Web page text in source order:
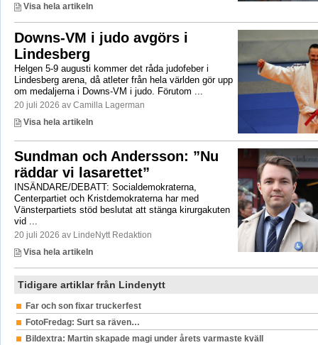
Visa hela artikeln
Downs-VM i judo avgörs i
Lindesberg
Helgen 5-9 augusti kommer det råda judofeber i
Lindesberg arena, då atleter från hela världen gör upp
om medaljerna i Downs-VM i judo. Förutom ...
20 juli 2026 av Camilla Lagerman
Visa hela artikeln
Sundman och Andersson: ”Nu
räddar vi lasarettet”
INSÄNDARE/DEBATT: Socialdemokraterna,
Centerpartiet och Kristdemokraterna har med
Vänsterpartiets stöd beslutat att stänga kirurgakuten
vid ...
20 juli 2026 av LindeNytt Redaktion
Visa hela artikeln
Tidigare artiklar från Lindenytt
Far och son fixar truckerfest
FotoFredag: Surt sa räven…
Bildextra: Martin skapade magi under årets varmaste kväll